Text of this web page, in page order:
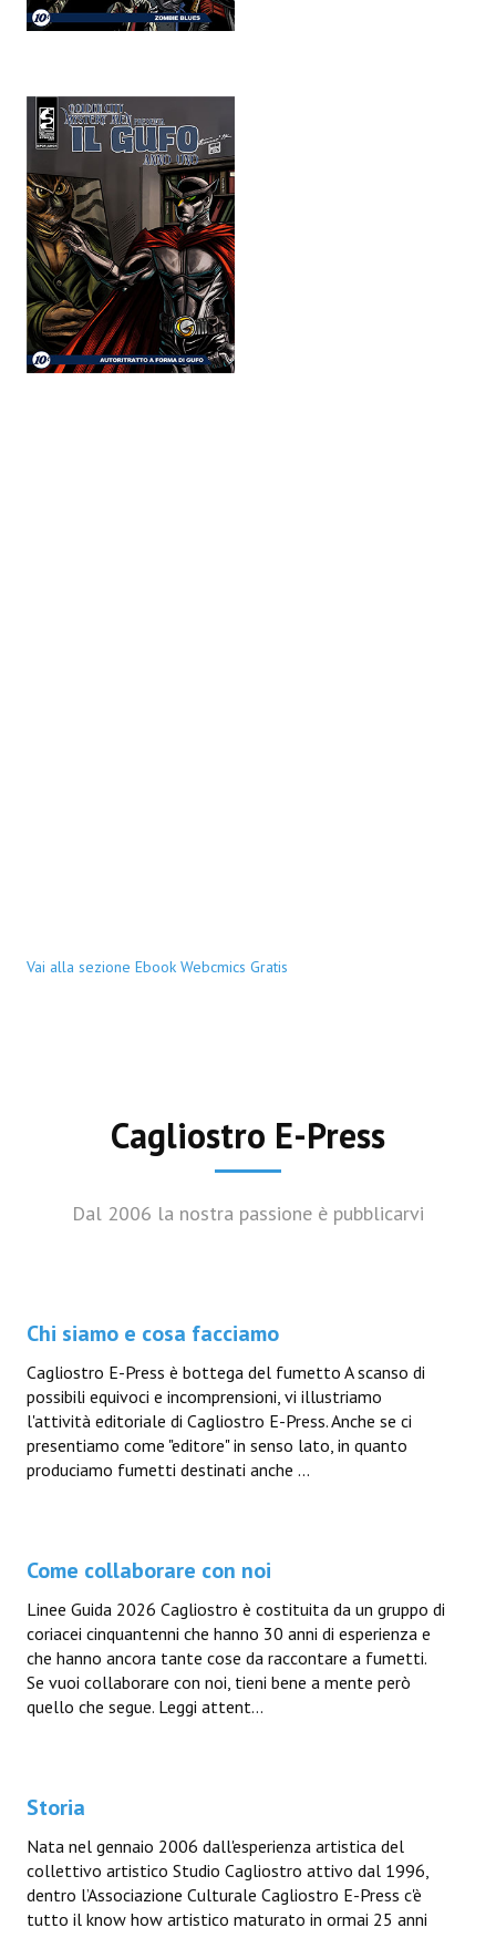
Vai alla sezione Ebook Webcmics Gratis
Cagliostro E-Press
Dal 2006 la nostra passione è pubblicarvi
Chi siamo e cosa facciamo
Cagliostro E-Press è bottega del fumetto A scanso di
possibili equivoci e incomprensioni, vi illustriamo
l'attività editoriale di Cagliostro E-Press. Anche se ci
presentiamo come "editore" in senso lato, in quanto
produciamo fumetti destinati anche ...
Come collaborare con noi
Linee Guida 2026 Cagliostro è costituita da un gruppo di
coriacei cinquantenni che hanno 30 anni di esperienza e
che hanno ancora tante cose da raccontare a fumetti.
Se vuoi collaborare con noi, tieni bene a mente però
quello che segue. Leggi attent...
Storia
Nata nel gennaio 2006 dall'esperienza artistica del
collettivo artistico Studio Cagliostro attivo dal 1996,
dentro l’Associazione Culturale Cagliostro E-Press c'è
tutto il know how artistico maturato in ormai 25 anni